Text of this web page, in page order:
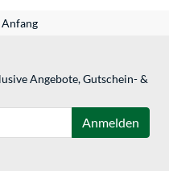
Angebote, Gutschein- &
Anmelden